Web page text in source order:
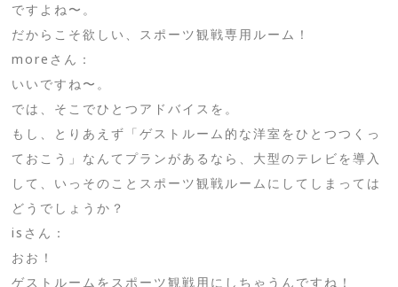
ですよね〜。
だからこそ欲しい、スポーツ観戦専用ルーム！
moreさん：
いいですね〜。
では、そこでひとつアドバイスを。
もし、とりあえず「ゲストルーム的な洋室をひとつつくっ
ておこう」なんてプランがあるなら、大型のテレビを導入
して、いっそのことスポーツ観戦ルームにしてしまっては
どうでしょうか？
isさん：
おお！
ゲストルームをスポーツ観戦用にしちゃうんですね！